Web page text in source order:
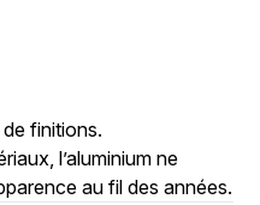
finitions.
l’aluminium ne
au fil des années.